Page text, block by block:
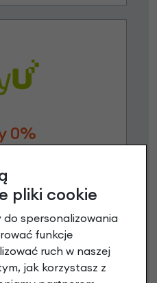
0%
płacisz
miesięcy
pliki cookie
do spersonalizowania
funkcje
ruch w naszej
jak korzystasz z